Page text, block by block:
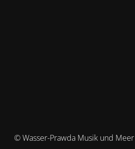
© Wasser-Prawda Musik und